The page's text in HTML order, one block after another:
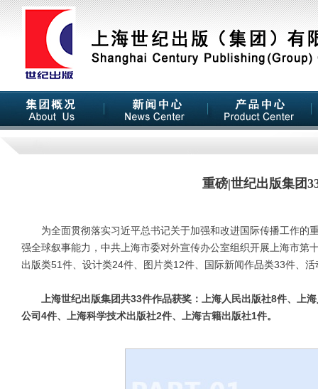
重磅|世纪出版集团
为全面贯彻落实习近平总书记关于加强和改进国际传播工作的
强全球叙事能力，中共上海市委对外宣传办公室组织开展上海市第
出版类51件、设计类24件、图片类12件、国际新闻作品类33件、
上海世纪出版集团共33件作品获奖：上海人民出版社8件、
公司4件、上海科学技术出版社2件、上海古籍出版社1件。